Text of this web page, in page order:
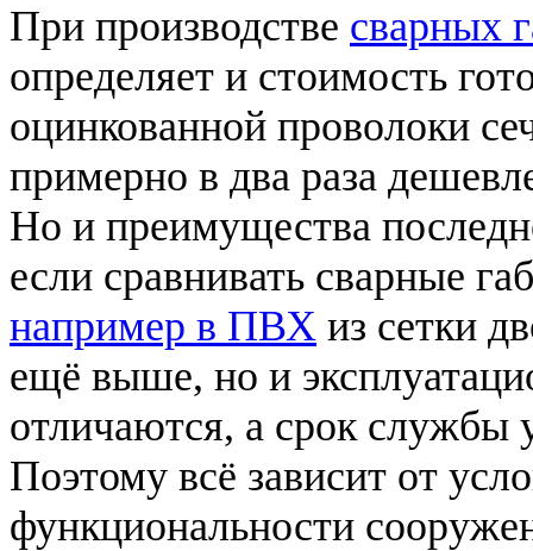
При производстве сварных
определяет и стоимость
оцинкованной проволоки
примерно в два раза
Но и преимущества
если сравнивать сварные
например в ПВХ из сетки
ещё выше, но и
отличаются, а срок службы
Поэтому всё зависит от
функциональности